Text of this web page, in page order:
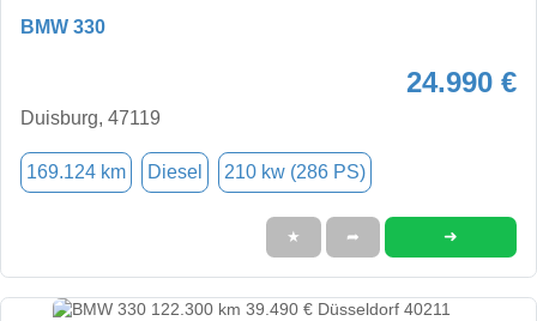
BMW 330
24.990 €
Duisburg, 47119
169.124 km Diesel 210 kw (286 PS)
★ ➦ ➜